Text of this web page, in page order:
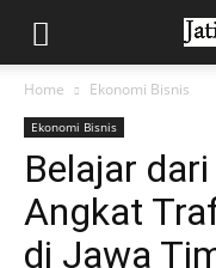
Home Ekonomi Bisnis
Ekonomi Bisnis
Belajar
Angkat
di Jawa